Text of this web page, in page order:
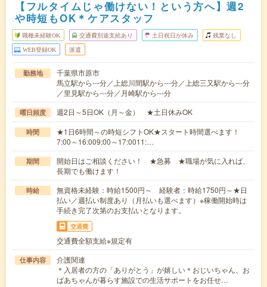
【フルタイムじゃ働けない！という方へ】週2
や時短もOK＊ケアスタッフ
職種未経験OK 交通費別途支給あり 土日祝日が休み 残業なし
WEB登録OK 派遣
勤務地
千葉県市原市
馬立駅から---分／上総川間駅から---分／上総三又駅から---分
／里見駅から---分／月崎駅から---分
曜日頻度 週2日～5日OK（月～金） ★土日休みOK
時間
★1日6時間～の時短シフトOK★スタート時間選べます！
7:00～16:009:00～17:0011:…
期間
開始日はご相談ください！ ★急募 ★職場が気に入れば、
長期でも働けます！
時給
無資格未経験：時給1500円～ 経験者：時給1750円～★日
払い／週払い制度あり（月払いも選べます）※稼働開始時は
手続き完了次第のお支払いとなります。
交通費
交通費全額支給※規定有
仕事内容
介護関連
＊入居者の方の「ありがとう」が嬉しい＊おじいちゃん、お
ばあちゃんが暮らす施設での生活サポートをお任せ…